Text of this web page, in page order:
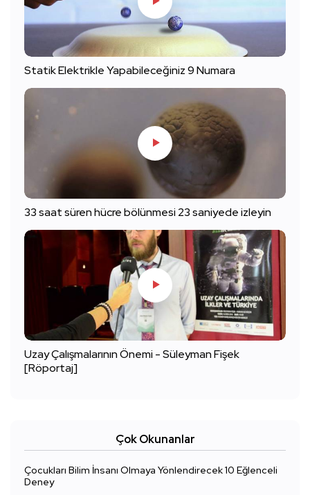
Statik Elektrikle Yapabileceğiniz 9 Numara
33 saat süren hücre bölünmesi 23 saniyede izleyin
Uzay Çalışmalarının Önemi - Süleyman Fişek
[Röportaj]
Çok Okunanlar
Çocukları Bilim İnsanı Olmaya Yönlendirecek 10 Eğlenceli
Deney